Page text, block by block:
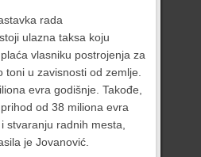
rada
ulazna taksa koju
vlasniku postrojenja za
u zavisnosti od zemlje.
evra godišnje. Takođe,
od 38 miliona evra
radnih mesta,
je Jovanović.